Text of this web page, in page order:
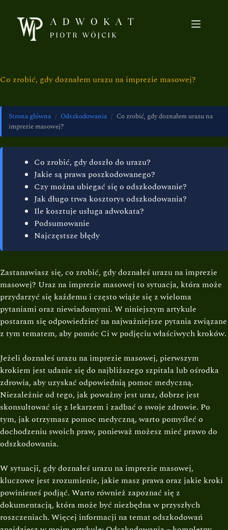
Co zrobić, gdy doznałem urazu na imprezie masowej?
Strona główna / Odszkodowania / Co zrobić, gdy doznałem urazu na
imprezie masowej?
Co zrobić, gdy doszło do urazu?
Jakie są prawa poszkodowanego?
Czy można ubiegać się o odszkodowanie?
Jak długo trwa kosztorys odszkodowania?
Ile kosztuje usługa adwokata?
Podsumowanie
Najczęstsze błędy
Zastanawiasz się, co zrobić, gdy doznałeś urazu na imprezie
masowej? Uraz na imprezie masowej to sytuacja, która może
przydarzyć się każdemu i często wiąże się z wieloma
pytaniami oraz niewiadomymi. W niniejszym artykule
postaram się odpowiedzieć na najważniejsze pytania związane
z tym tematem, aby pomóc Ci w podjęciu właściwych kroków.
Jeżeli doznałeś urazu na imprezie masowej, pierwszym
krokiem jest udanie się do najbliższego szpitala lub ośrodka
zdrowia, aby uzyskać odpowiednią pomoc medyczną.
Niezależnie od tego, jak poważny jest uraz, dobrze jest
skonsultować się z lekarzem i zadbać o swoje zdrowie. Po
tym, jak otrzymasz pomoc medyczną, warto pomyśleć o
dochodzeniu swoich praw, ponieważ możesz mieć prawo do
odszkodowania.
W sytuacji, gdy doznałeś urazu na imprezie masowej,
kluczowe jest zrozumienie, jakie masz prawa oraz jakie kroki
powinieneś podjąć. Warto również zapoznać się z
dokumentacją, która może być niezbędna w przyszłych
roszczeniach. Więcej informacji na temat odszkodowań